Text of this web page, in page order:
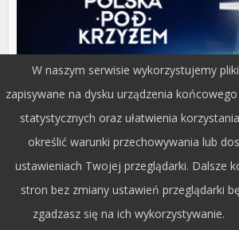
Społeczeństwo
Polska pod Krzyżem we
7 lat temu
Redakcja
AKCJA MODLITEWNA POLSKA POD
W naszym serwisie wykorzystujemy
zapisywane na dysku urządzenia
statystycznych oraz ułatwienia
określić warunki przechowywania lub
ustawieniach Twojej przeglądarki. Dalsze
stron bez zmiany ustawień przeglądarki
zgadzasz się na ich wykorzystywanie.